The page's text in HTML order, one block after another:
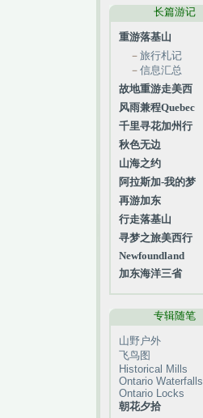
长篇游记
重游落基山
－ 旅行札记
－ 信息汇总
故地重游走美西
风雨兼程Quebec
千里寻花加州行
秋色无边
山海之约
阿拉斯加-我的梦
再游加东
行走落基山
寻梦之旅美西行
Newfoundland
加东海洋三省
专辑随笔
山野户外
飞鸟图
Historical Mills
Ontario Waterfalls
Ontario Locks
朝花夕拾